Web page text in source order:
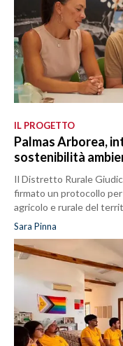
IL PROGETTO
Palmas Arborea,
sostenibilità
Il Distretto Rurale
firmato un protocollo
agricolo e rurale del
Sara Pinna